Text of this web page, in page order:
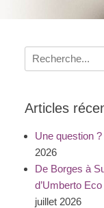
Recherche
pour
Articles
Une question
2026
De Borges à
d’Umberto
juillet 2026